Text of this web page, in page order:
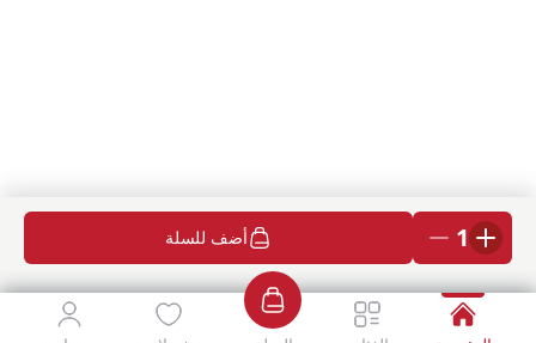
1 أضف للسلة